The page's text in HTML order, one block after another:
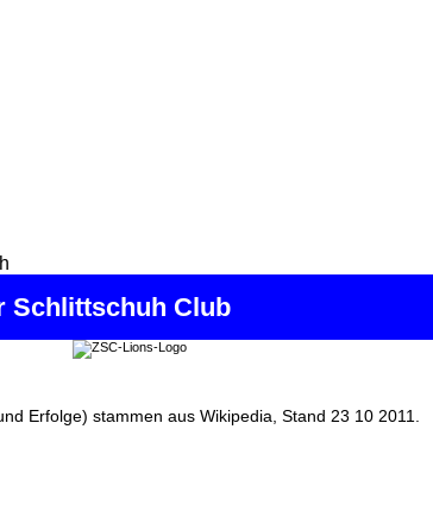
Schlittschuh Club
Erfolge) stammen aus Wikipedia, Stand 23 10 2011.